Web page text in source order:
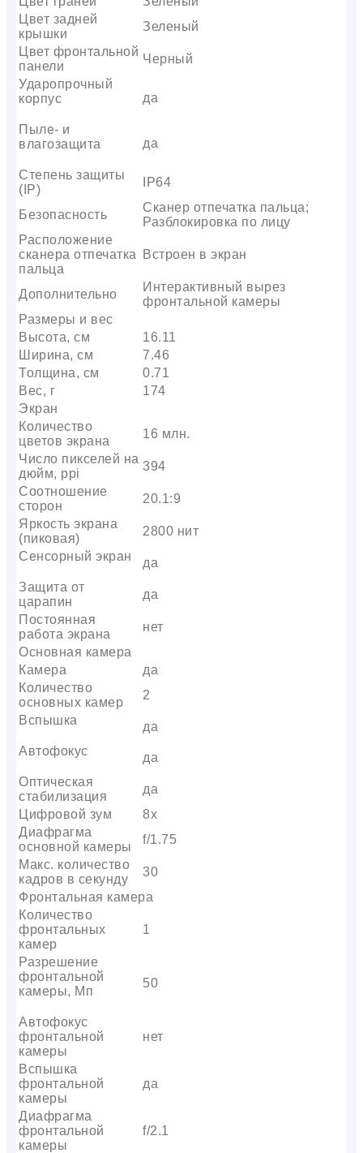
Цвет задней
крышки
Зеленый
Цвет фронтальной
панели
Черный
Ударопрочный
корпус
да
Пыле- и
влагозащита
да
Степень защиты
(IP)
IP64
Безопасность
Сканер отпечатка пальца;
Разблокировка по лицу
Расположение
сканера отпечатка
пальца
Встроен в экран
Дополнительно
Интерактивный вырез
фронтальной камеры
Размеры и вес
Высота, см
16.11
Ширина, см
7.46
Толщина, см
0.71
Вес, г
174
Экран
Количество
цветов экрана
16 млн.
Число пикселей на
дюйм, ppi
394
Соотношение
сторон
20.1:9
Яркость экрана
(пиковая)
2800 нит
Сенсорный экран
да
Защита от
царапин
да
Постоянная
работа экрана
нет
Основная камера
Камера
да
Количество
основных камер
2
Вспышка
да
Автофокус
да
Оптическая
стабилизация
да
Цифровой зум
8x
Диафрагма
основной камеры
f/1.75
Макс. количество
кадров в секунду
30
Фронтальная камера
Количество
фронтальных
камер
1
Разрешение
фронтальной
камеры, Мп
50
Автофокус
фронтальной
камеры
нет
Вспышка
фронтальной
камеры
да
Диафрагма
фронтальной
камеры
f/2.1